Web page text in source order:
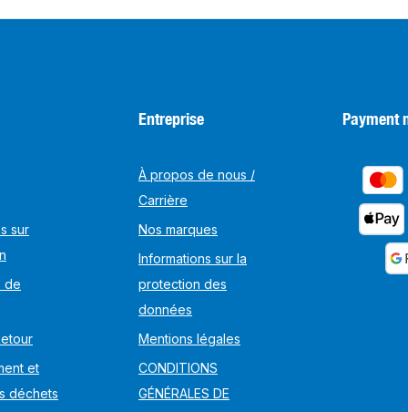
sur
de
et
déchets
Entreprise
À propos de nous /
Carrière
Nos marques
Informations sur la
protection des
données
Mentions légales
CONDITIONS
GÉNÉRALES DE
Payment